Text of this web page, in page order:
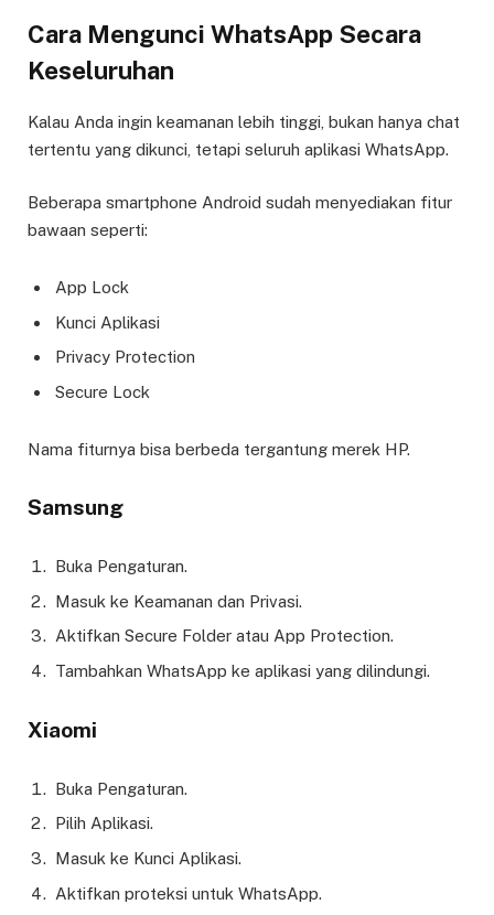
Cara Mengunci WhatsApp Secara
Keseluruhan
Kalau Anda ingin keamanan lebih tinggi, bukan hanya chat
tertentu yang dikunci, tetapi seluruh aplikasi WhatsApp.
Beberapa smartphone Android sudah menyediakan fitur
bawaan seperti:
App Lock
Kunci Aplikasi
Privacy Protection
Secure Lock
Nama fiturnya bisa berbeda tergantung merek HP.
Samsung
Buka Pengaturan.
Masuk ke Keamanan dan Privasi.
Aktifkan Secure Folder atau App Protection.
Tambahkan WhatsApp ke aplikasi yang dilindungi.
Xiaomi
Buka Pengaturan.
Pilih Aplikasi.
Masuk ke Kunci Aplikasi.
Aktifkan proteksi untuk WhatsApp.